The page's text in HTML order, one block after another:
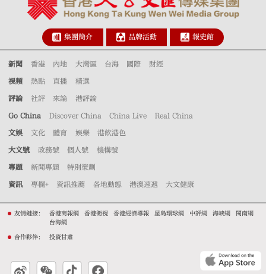
集團簡介 品牌活動 報史館
新聞 香港 內地 大灣區 台海 國際 財經
視頻 熱點 直播 精選
評論 社評 來論 港評論
Go China Discover China China Live Real China
文娛 文化 體育 娛樂 港飲港色
大文號 政務號 個人號 機構號
專題 新聞專題 特別策劃
資訊 專欄+ 資訊推薦 各地動態 港澳速遞 大文健康
友情鏈接： 香港商報網 香港衛視 香港經濟導報 星島環球網 中評網 海峽網
閩南網
台海網
合作夥伴： 投資甘肅